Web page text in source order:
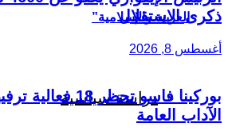
العربية والإسلامية”
دراسة سياسية
ذكرى الاستقلال
أغسطس 8, 2026
بوركينا فاسو تحظر
الآداب العامة